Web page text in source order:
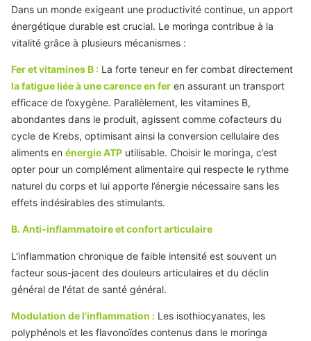
Dans un monde exigeant une productivité continue, un apport
énergétique durable est crucial. Le moringa contribue à la
vitalité grâce à plusieurs mécanismes :
Fer et vitamines B : La forte teneur en fer combat directement
la fatigue liée à une carence en fer en assurant un transport
efficace de l’oxygène. Parallèlement, les vitamines B,
abondantes dans le produit, agissent comme cofacteurs du
cycle de Krebs, optimisant ainsi la conversion cellulaire des
aliments en énergie ATP utilisable. Choisir le moringa, c’est
opter pour un complément alimentaire qui respecte le rythme
naturel du corps et lui apporte l’énergie nécessaire sans les
effets indésirables des stimulants.
B. Anti-inflammatoire et confort articulaire
L'inflammation chronique de faible intensité est souvent un
facteur sous-jacent des douleurs articulaires et du déclin
général de l'état de santé général.
Modulation de l'inflammation : Les isothiocyanates, les
polyphénols et les flavonoïdes contenus dans le moringa